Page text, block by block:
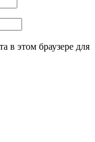
в этом браузере для